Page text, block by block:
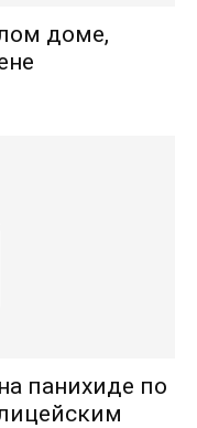
доме,
панихиде по